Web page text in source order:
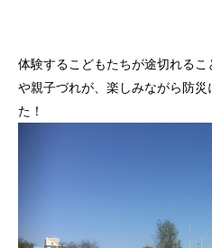
体験するこどもたちが途切れる
や親子づれが、楽しみながら防
た！